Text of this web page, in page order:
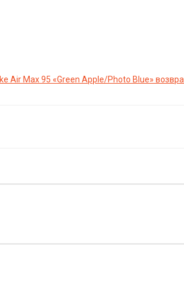
Air Max 95 «Green Apple/Photo Blue»